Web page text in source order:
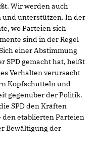
Wir werden auch
unterstützen. In der
wo Parteien sich
sind in der Regel
einer Abstimmung
SPD gemacht hat, heißt
Verhalten verursacht
Kopfschütteln und
gegenüber der Politik.
SPD den Kräften
etablierten Parteien
Bewältigung der